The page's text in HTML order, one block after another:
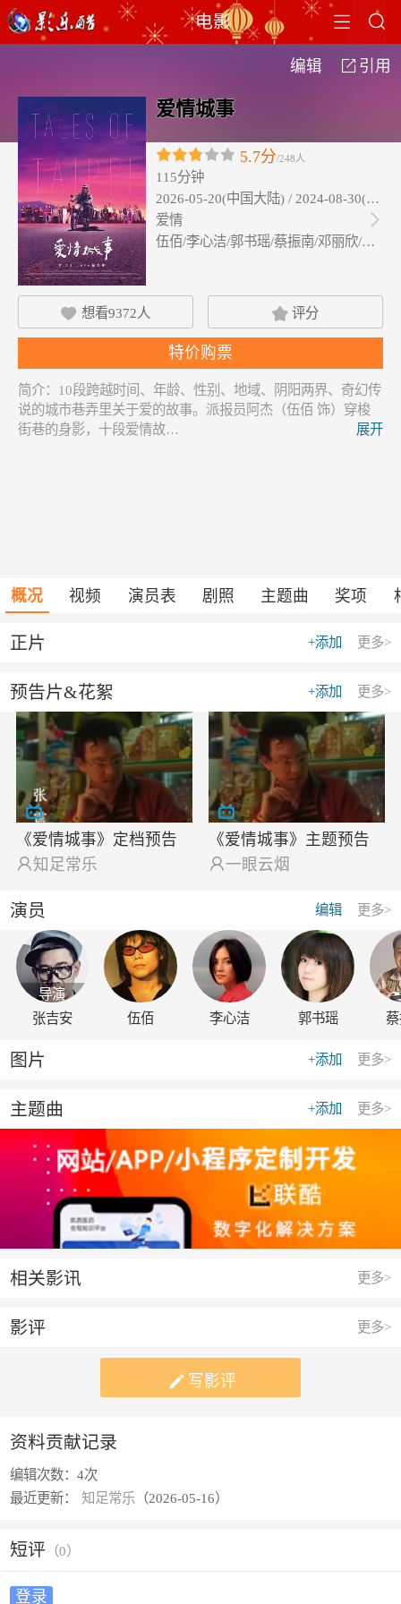
 
电影
编辑  引用
爱情城事
5.7分/248人
115分钟
2026-05-20(中国大陆) / 2024-08-30(中
爱情
伍佰/李心洁/郭书瑶/蔡振南/邓丽欣/方…

 想看9372人  评分
特价购票
简介： 10段跨越时间、年龄、性别、地域、阴阳两界、奇幻传
说的城市巷弄里关于爱的故事。派报员阿杰（伍佰 饰）穿梭
街巷的身影，十段爱情故…
展开
概况 视频 演员表 剧照 主题曲 奖项
更多>
+添加
正片
更多>
+添加
预告片&花絮
《爱情城事》定档预告
 知足常乐
《爱情城事》主题预告
 一眼云烟
更多>
编辑
演员
导演
张吉安
伍佰 李心洁 郭书瑶
更多>
+添加
图片
更多>
+添加
主题曲
更多>
相关影讯
更多>
影评
 写影评
资料贡献记录
编辑次数：4次
最近更新：
知足常乐 （2026-05-16）
短评 （0）
登录